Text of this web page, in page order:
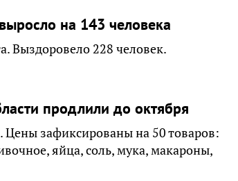
на 143 человека
Выздоровело 228 человек.
продлили до октября
Цены зафиксированы на 50 товаров:
яйца, соль, мука, макароны,